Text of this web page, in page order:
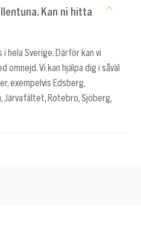
Kan ni hitta
hela Sverige. Därför kan vi
omnejd. Vi kan hjälpa dig i såväl
exempelvis Edsberg,
Järvafältet, Rotebro, Sjöberg,